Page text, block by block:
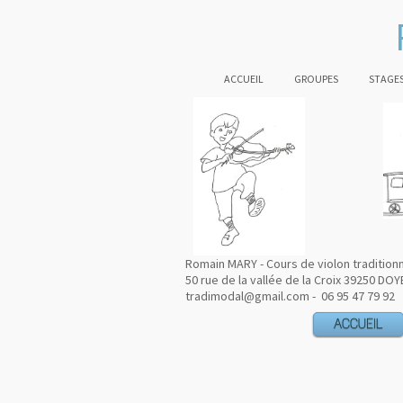
ACCUEIL GROUPES
Romain MARY - Cours de violon
50 rue de la vallée de la Croix 39250
tradimodal@gmail.com - 06 95 47 79 92
ACCUEIL
ACCUEIL